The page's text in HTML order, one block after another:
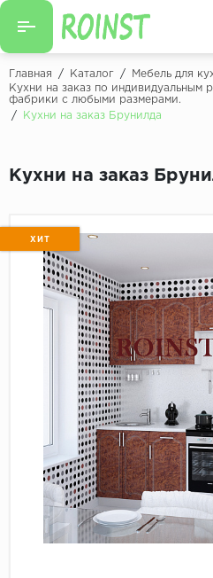
Назад
Кухни на заказ
Декоры кухонных фартуков
Декоры ЛДСП для мебели
Декоры обоев под мебель
Главная / Каталог / Мебель для
Кухни на заказ по индивидуальным
фабрики с любыми размерами.
/
Кухни на заказ Брунилда
Кухни на заказ
ХИТ